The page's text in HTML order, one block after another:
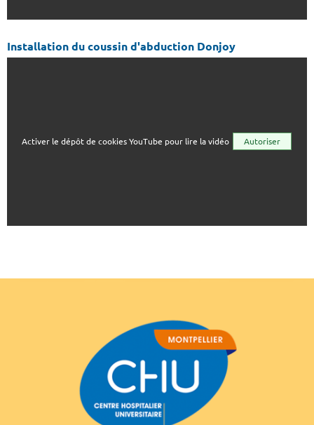
Installation du coussin d'abduction Donjoy
Activer le dépôt de cookies YouTube pour lire la vidéo Autoriser